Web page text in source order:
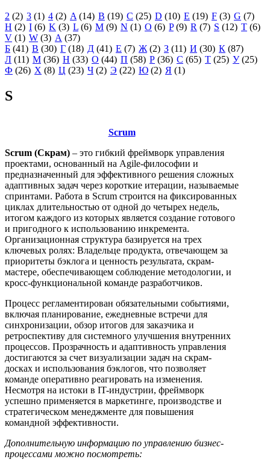
2 (2) 3 (1) 4 (2) A (14) B (19) C (25) D (10) E (19) F (3) G (7)
H (2) I (6) K (3) L (6) M (9) N (1) O (6) P(9) R (7) S (12) T (6)
V (1) W (3) А (37)
Б (41) В (30) Г (18) Д (41) Е (7) Ж (2) З (11) И (30) К (87)
Л (11) М (36) Н (33) О (44) П (58) Р (36) С (65) Т (25) У(25)
Ф (26) Х (8) Ц (23) Ч (2) Э (22) Ю (2) Я (1)
S
Scrum
Scrum (Скрам) – это гибкий фреймворк управления
проектами, основанный на Agile-философии и
предназначенный для эффективного решения сложных
адаптивных задач через короткие итерации, называемые
спринтами. Работа в Scrum строится на фиксированных
циклах длительностью от одной до четырех недель,
итогом каждого из которых является создание готового
и пригодного к использованию инкремента.
Организационная структура базируется на трех
ключевых ролях: Владельце продукта, отвечающем за
приоритеты бэклога и ценность результата, скрам-
мастере, обеспечивающем соблюдение методологии, и
кросс-функциональной команде разработчиков.
Процесс регламентирован обязательными событиями,
включая планирование, ежедневные встречи для
синхронизации, обзор итогов для заказчика и
ретроспективу для системного улучшения внутренних
процессов. Прозрачность и адаптивность управления
достигаются за счет визуализации задач на скрам-
досках и использования бэклогов, что позволяет
команде оперативно реагировать на изменения.
Несмотря на истоки в IT-индустрии, фреймворк
успешно применяется в маркетинге, производстве и
стратегическом менеджменте для повышения
командной эффективности.
Дополнительную информацию по управлению бизнес-
процессами можно посмотреть: